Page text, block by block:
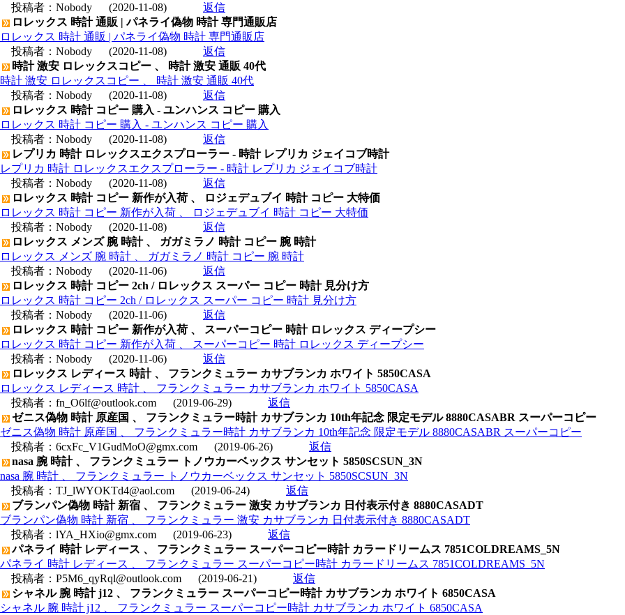
投稿者： Nobody (2020-11-08)
返信
ロレックス 時計 通販 | パネライ偽物 時計 専門通販店
ロレックス 時計 通販 | パネライ偽物 時計 専門通販店
投稿者： Nobody (2020-11-08)
返信
時計 激安 ロレックスコピー 、 時計 激安 通販 40代
時計 激安 ロレックスコピー 、 時計 激安 通販 40代
投稿者： Nobody (2020-11-08)
返信
ロレックス 時計 コピー 購入 - ユンハンス コピー 購入
ロレックス 時計 コピー 購入 - ユンハンス コピー 購入
投稿者： Nobody (2020-11-08)
返信
レプリカ 時計 ロレックスエクスプローラー - 時計 レプリカ ジェイコブ時計
レプリカ 時計 ロレックスエクスプローラー - 時計 レプリカ ジェイコブ時計
投稿者： Nobody (2020-11-08)
返信
ロレックス 時計 コピー 新作が入荷 、 ロジェデュブイ 時計 コピー 大特価
ロレックス 時計 コピー 新作が入荷 、 ロジェデュブイ 時計 コピー 大特価
投稿者： Nobody (2020-11-08)
返信
ロレックス メンズ 腕 時計 、 ガガミラノ 時計 コピー 腕 時計
ロレックス メンズ 腕 時計 、 ガガミラノ 時計 コピー 腕 時計
投稿者： Nobody (2020-11-06)
返信
ロレックス 時計 コピー 2ch / ロレックス スーパー コピー 時計 見分け方
ロレックス 時計 コピー 2ch / ロレックス スーパー コピー 時計 見分け方
投稿者： Nobody (2020-11-06)
返信
ロレックス 時計 コピー 新作が入荷 、 スーパーコピー 時計 ロレックス ディープシー
ロレックス 時計 コピー 新作が入荷 、 スーパーコピー 時計 ロレックス ディープシー
投稿者： Nobody (2020-11-06)
返信
ロレックス レディース 時計 、 フランクミュラー カサブランカ ホワイト 5850CASA
ロレックス レディース 時計 、 フランクミュラー カサブランカ ホワイト 5850CASA
投稿者： fn_O6lf@outlook.com (2019-06-29)
返信
ゼニス偽物 時計 原産国 、 フランクミュラー時計 カサブランカ 10th年記念 限定モデル 8880CASABR スーパーコピー
ゼニス偽物 時計 原産国 、 フランクミュラー時計 カサブランカ 10th年記念 限定モデル 8880CASABR スーパーコピー
投稿者： 6cxFc_V1GudMoO@gmx.com (2019-06-26)
返信
nasa 腕 時計 、 フランクミュラー トノウカーベックス サンセット 5850SCSUN_3N
nasa 腕 時計 、 フランクミュラー トノウカーベックス サンセット 5850SCSUN_3N
投稿者： TJ_lWYOKTd4@aol.com (2019-06-24)
返信
ブランパン偽物 時計 新宿 、 フランクミュラー 激安 カサブランカ 日付表示付き 8880CASADT
ブランパン偽物 時計 新宿 、 フランクミュラー 激安 カサブランカ 日付表示付き 8880CASADT
投稿者： lYA_HXio@gmx.com (2019-06-23)
返信
パネライ 時計 レディース 、 フランクミュラー スーパーコピー時計 カラードリームス 7851COLDREAMS_5N
パネライ 時計 レディース 、 フランクミュラー スーパーコピー時計 カラードリームス 7851COLDREAMS_5N
投稿者： P5M6_qyRql@outlook.com (2019-06-21)
返信
シャネル 腕 時計 j12 、 フランクミュラー スーパーコピー時計 カサブランカ ホワイト 6850CASA
シャネル 腕 時計 j12 、 フランクミュラー スーパーコピー時計 カサブランカ ホワイト 6850CASA